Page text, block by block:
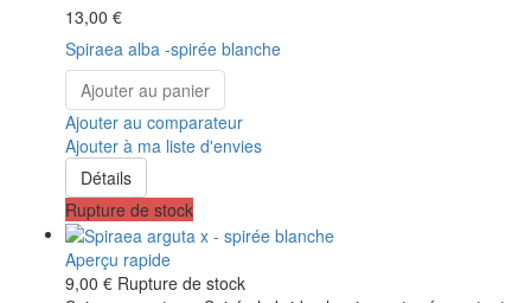
13,00 €
Spiraea alba -spirée blanche
Ajouter au panier
Ajouter au comparateur
Ajouter à ma liste d'envies
Détails
Rupture de stock
Aperçu rapide
9,00 € Rupture de stock